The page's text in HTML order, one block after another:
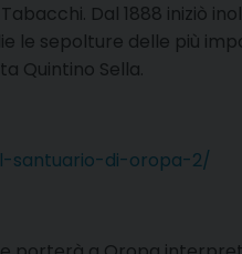
Dal 1888 iniziò
le sepolture delle più
Quintino Sella.
santuario-di-oropa-2/